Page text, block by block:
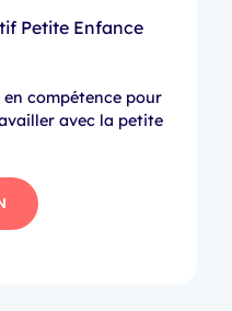
Petite Enfance
compétence pour
avec la petite